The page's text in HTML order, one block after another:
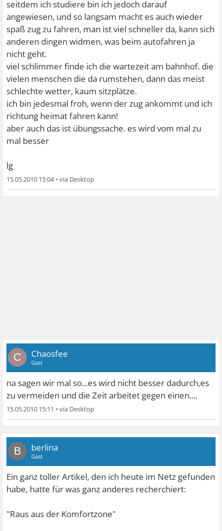
seitdem ich studiere bin ich jedoch darauf
angewiesen, und so langsam macht es auch wieder
spaß zug zu fahren, man ist viel schneller da, kann sich
anderen dingen widmen, was beim autofahren ja
nicht geht.
viel schlimmer finde ich die wartezeit am bahnhof. die
vielen menschen die da rumstehen, dann das meist
schlechte wetter, kaum sitzplätze.
ich bin jedesmal froh, wenn der zug ankommt und ich
richtung heimat fahren kann!
aber auch das ist übungssache. es wird vom mal zu
mal besser
lg
15.05.2010 15:04•
C Chaosfee
Gast
na sagen wir mal so...es wird nicht besser dadurch,es
zu vermeiden und die Zeit arbeitet gegen einen....
15.05.2010 15:11 •
B berlina
Gast
Ein ganz toller Artikel, den ich heute im Netz gefunden
habe, hatte für was ganz anderes recherchiert:
"Raus aus der Komfortzone"